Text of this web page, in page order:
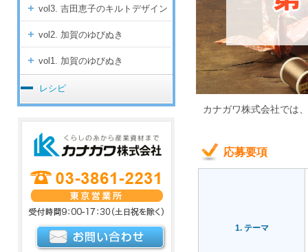
カナガワ株式会社では
応募要項
1. テーマ
vol3. 吉田恵子のキルトデザイン
vol2. 加賀のゆびぬき
vol1. 加賀のゆびぬき
レシピ